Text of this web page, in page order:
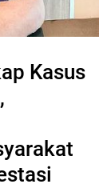
Kasus